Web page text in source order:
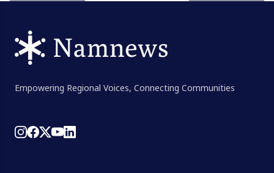
Empowering Regional Voices, Connecting Communities